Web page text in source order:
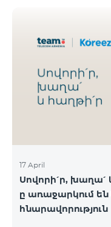
17 April
Սովորի՛ր, խաղա՛
ը առաջարկում
հնարավորություն